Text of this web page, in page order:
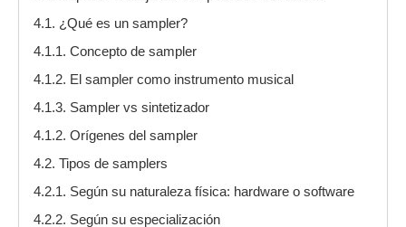
4.1. ¿Qué es un sampler?
4.1.1. Concepto de sampler
4.1.2. El sampler como instrumento musical
4.1.3. Sampler vs sintetizador
4.1.2. Orígenes del sampler
4.2. Tipos de samplers
4.2.1. Según su naturaleza física: hardware o software
4.2.2. Según su especialización